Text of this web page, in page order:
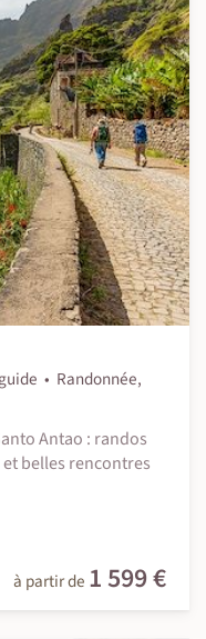
Randonnée,
Antao : randos
belles rencontres
à partir de 1 599 €